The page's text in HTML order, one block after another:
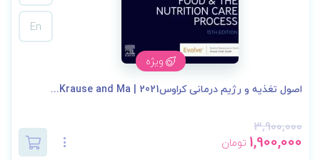
ویژه
En
اصول تغذیه و رژیم درمانی کراوس2021 | Krause and Ma...
3,900,000
1,900,000 تومان